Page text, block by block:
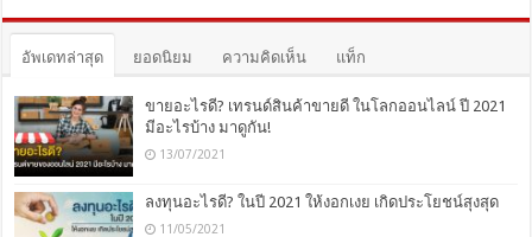
อัพเดทล่าสุด ยอดนิยม ความคิดเห็น แท็ก
ขายอะไรดี? เทรนด์สินค้าขายดี ในโลกออนไลน์ ปี 2021
มีอะไรบ้าง มาดูกัน!
13/07/2021
ลงทุนอะไรดี? ในปี 2021 ให้งอกเงย เกิดประโยชน์สุงสุด
11/05/2021